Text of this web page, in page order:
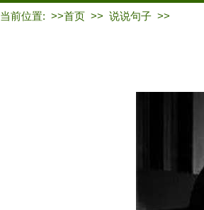
当前位置: >>首页 >> 说说句子 >>